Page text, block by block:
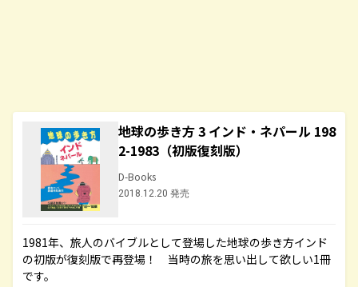
地球の歩き方 3 インド・ネパール 198
2-1983（初版復刻版）
D-Books
2018.12.20 発売
1981年、旅人のバイブルとして登場した地球の歩き方インド
の初版が復刻版で再登場！ 当時の旅を思い出して欲しい1冊
です。